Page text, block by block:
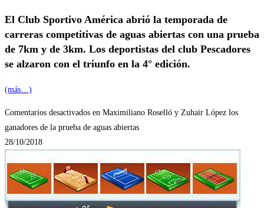
El Club Sportivo América abrió la temporada de
carreras competitivas de aguas abiertas con una prueba
de 7km y de 3km. Los deportistas del club Pescadores
se alzaron con el triunfo en la 4° edición.
(más…)
Comentarios desactivados en Maximiliano Roselló y Zuhair López los
ganadores de la prueba de aguas abiertas
28/10/2018